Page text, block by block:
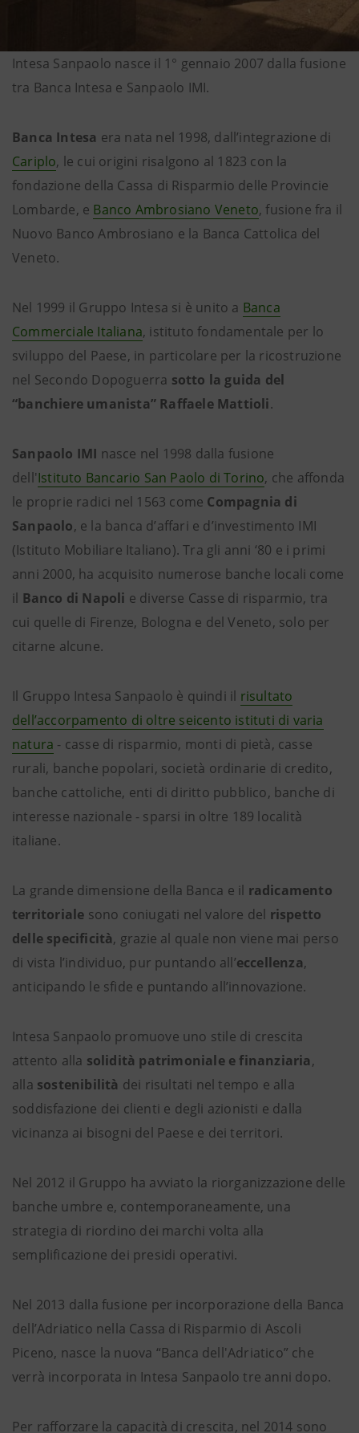
Intesa Sanpaolo nasce il 1° gennaio 2007 dalla fusione
tra Banca Intesa e Sanpaolo IMI.
Banca Intesa era nata nel 1998, dall’integrazione di
Cariplo, le cui origini risalgono al 1823 con la
fondazione della Cassa di Risparmio delle Provincie
Lombarde, e Banco Ambrosiano Veneto, fusione fra il
Nuovo Banco Ambrosiano e la Banca Cattolica del
Veneto.
Nel 1999 il Gruppo Intesa si è unito a Banca
Commerciale Italiana, istituto fondamentale per lo
sviluppo del Paese, in particolare per la ricostruzione
nel Secondo Dopoguerra sotto la guida del
“banchiere umanista” Raffaele Mattioli.
Sanpaolo IMI nasce nel 1998 dalla fusione
dell'Istituto Bancario San Paolo di Torino, che affonda
le proprie radici nel 1563 come Compagnia di
Sanpaolo, e la banca d’affari e d’investimento IMI
(Istituto Mobiliare Italiano). Tra gli anni ‘80 e i primi
anni 2000, ha acquisito numerose banche locali come
il Banco di Napoli e diverse Casse di risparmio, tra
cui quelle di Firenze, Bologna e del Veneto, solo per
citarne alcune.
Il Gruppo Intesa Sanpaolo è quindi il risultato
dell’accorpamento di oltre seicento istituti di varia
natura - casse di risparmio, monti di pietà, casse
rurali, banche popolari, società ordinarie di credito,
banche cattoliche, enti di diritto pubblico, banche di
interesse nazionale - sparsi in oltre 189 località
italiane.
La grande dimensione della Banca e il radicamento
territoriale sono coniugati nel valore del rispetto
delle specificità, grazie al quale non viene mai perso
di vista l’individuo, pur puntando all’eccellenza,
anticipando le sfide e puntando all’innovazione.
Intesa Sanpaolo promuove uno stile di crescita
attento alla solidità patrimoniale e finanziaria,
alla sostenibilità dei risultati nel tempo e alla
soddisfazione dei clienti e degli azionisti e dalla
vicinanza ai bisogni del Paese e dei territori.
Nel 2012 il Gruppo ha avviato la riorganizzazione delle
banche umbre e, contemporaneamente, una
strategia di riordino dei marchi volta alla
semplificazione dei presidi operativi.
Nel 2013 dalla fusione per incorporazione della Banca
dell’Adriatico nella Cassa di Risparmio di Ascoli
Piceno, nasce la nuova “Banca dell'Adriatico” che
verrà incorporata in Intesa Sanpaolo tre anni dopo.
Per rafforzare la capacità di crescita, nel 2014 sono